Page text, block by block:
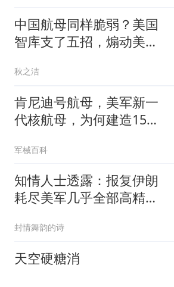
中国航母同样脆弱？美国
智库支了五招，煽动美军
秋之洁
肯尼迪号航母，美军新一
代核航母，为何建造15年
军械百科
知情人士透露：报复伊朗
耗尽美军几乎全部高精度
封情舞韵的诗
天空硬糖消